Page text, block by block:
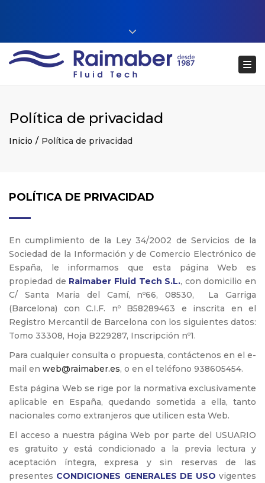
web@raimaberfluidtech.com
Close top bar
Política de privacidad
Inicio Política de privacidad
POLÍTICA DE PRIVACIDAD
En cumplimiento de la Ley 34/2002 de Servicios de la
Sociedad de la Información y de Comercio Electrónico de
España, le informamos que esta página Web es
propiedad de Raimaber Fluid Tech S.L., con domicilio en
C/ Santa Maria del Camí, nº66, 08530, La Garriga
(Barcelona) con C.I.F. nº B58289463 e inscrita en el
Registro Mercantil de Barcelona con los siguientes datos:
Tomo 33308, Hoja B229287, Inscripción nº1.
Para cualquier consulta o propuesta, contáctenos en el e-
mail en web@raimaber.es, o en el teléfono 938605454.
Esta página Web se rige por la normativa exclusivamente
aplicable en España, quedando sometida a ella, tanto
nacionales como extranjeros que utilicen esta Web.
El acceso a nuestra página Web por parte del USUARIO
es gratuito y está condicionado a la previa lectura y
aceptación íntegra, expresa y sin reservas de las
presentes CONDICIONES GENERALES DE USOvigentes